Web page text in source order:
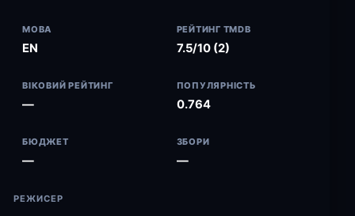
МОВА
EN
РЕЙТИНГ TMDB
7.5/10 (2)
ВІКОВИЙ РЕЙТИНГ
—
ПОПУЛЯРНІСТЬ
0.764
БЮДЖЕТ
—
ЗБОРИ
—
РЕЖИСЕР